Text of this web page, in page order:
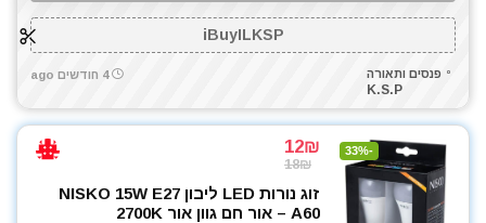
iBuyILKSP
פנסים ותאורה
K.S.P
4 חודשים ago
-33%
12₪
18₪
זוג נורות LED ליבון NISKO 15W E27
A60 – אור חם גוון אור 2700K